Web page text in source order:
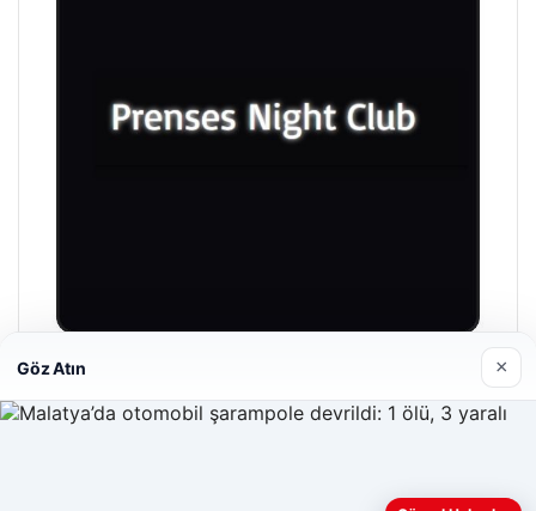
Nisan 29, 2026
Web sitemizi nasıl kullandığınızı daha iyi anlayabilmek,
Göz Atın ×